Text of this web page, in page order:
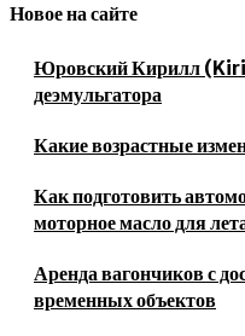
Новое на сайте
Юровский Кирилл
деэмульгатора
Какие возрастные
Как подготовить
моторное масло для
Аренда вагончиков с
временных объектов